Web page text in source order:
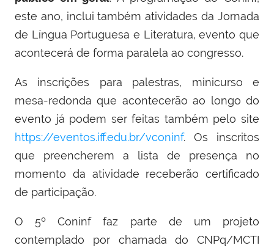
este ano, inclui também atividades da Jornada
de Língua Portuguesa e Literatura, evento que
acontecerá de forma paralela ao congresso.
As inscrições para palestras, minicurso e
mesa-redonda que acontecerão ao longo do
evento já podem ser feitas também pelo site
https://eventos.iff.edu.br/vconinf. Os inscritos
que preencherem a lista de presença no
momento da atividade receberão certificado
de participação.
O 5º Coninf faz parte de um projeto
contemplado por chamada do CNPq/MCTI